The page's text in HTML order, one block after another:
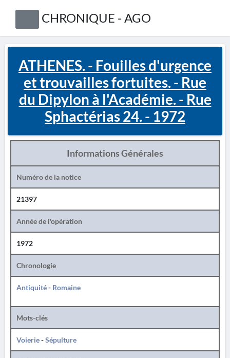
CHRONIQUE - AGO
ATHENES. - Fouilles d'urgence
et trouvailles fortuites. - Rue
du Dipylon à l'Académie. - Rue
Sphactérias 24. - 1972
Informations Générales
Numéro de la notice
21397
Année de l'opération
1972
Chronologie
Antiquité- Romaine
Mots-clés
Voierie-Sépulture